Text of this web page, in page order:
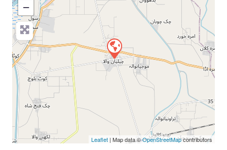
−
Press Enter key to search
Leaflet | Map data ©OpenStreetMapcontributors